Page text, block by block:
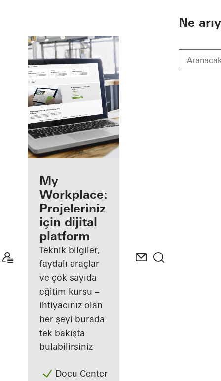
Kayıtlı bir
uygulamacı
olarak
avantajlarınız
My
Workplace
alanını
keşfedin
My
Workplace:
Projeleriniz
için dijital
platform
Teknik bilgiler,
faydalı araçlar
ve çok sayıda
eğitim kursu –
ihtiyacınız olan
her şeyi burada
tek bakışta
bulabilirsiniz
Docu Center
Ne